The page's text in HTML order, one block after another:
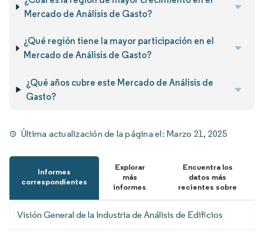
Mercado de Análisis de Gasto?
¿Qué región tiene la mayor participación en el
Mercado de Análisis de Gasto?
¿Qué años cubre este Mercado de Análisis de
Gasto?
Última actualización de la página el: Marzo 21, 2025
Informes
correspondientes
Explorar
más
informes
Encuentra los
datos más
recientes sobre
Visión General de la Industria de Análisis de Edificios